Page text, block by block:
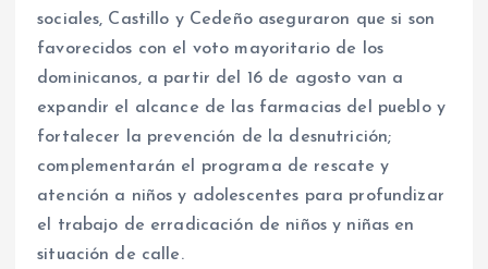
sociales, Castillo y Cedeño aseguraron que si son
favorecidos con el voto mayoritario de los
dominicanos, a partir del 16 de agosto van a
expandir el alcance de las farmacias del pueblo y
fortalecer la prevención de la desnutrición;
complementarán el programa de rescate y
atención a niños y adolescentes para profundizar
el trabajo de erradicación de niños y niñas en
situación de calle.